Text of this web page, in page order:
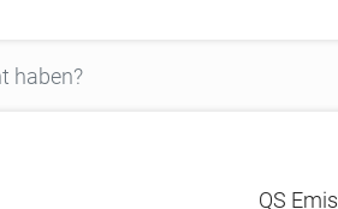
QS